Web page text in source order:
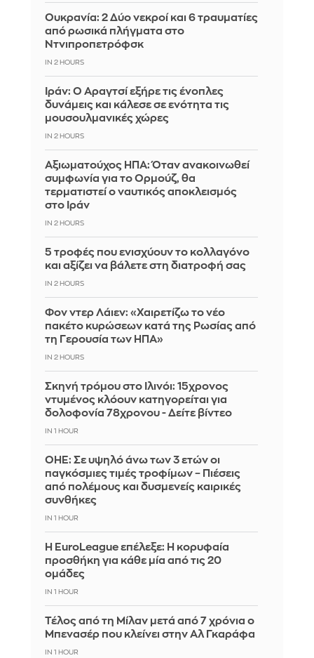
Ουκρανία: 2 Δύο νεκροί και 6 τραυματίες
από ρωσικά πλήγματα στο
Ντνιπροπετρόφσκ
IN 2 HOURS
Ιράν: Ο Αραγτσί εξήρε τις ένοπλες
δυνάμεις και κάλεσε σε ενότητα τις
μουσουλμανικές χώρες
IN 2 HOURS
Αξιωματούχος ΗΠΑ: Όταν ανακοινωθεί
συμφωνία για το Ορμούζ, θα
τερματιστεί ο ναυτικός αποκλεισμός
στο Ιράν
IN 2 HOURS
5 τροφές που ενισχύουν το κολλαγόνο
και αξίζει να βάλετε στη διατροφή σας
IN 2 HOURS
Φον ντερ Λάιεν: «Χαιρετίζω το νέο
πακέτο κυρώσεων κατά της Ρωσίας από
τη Γερουσία των ΗΠΑ»
IN 2 HOURS
Σκηνή τρόμου στο Ιλινόι: 15χρονος
ντυμένος κλόουν κατηγορείται για
δολοφονία 78χρονου - Δείτε βίντεο
IN 1 HOUR
ΟΗΕ: Σε υψηλό άνω των 3 ετών οι
παγκόσμιες τιμές τροφίμων – Πιέσεις
από πολέμους και δυσμενείς καιρικές
συνθήκες
IN 1 HOUR
Η EuroLeague επέλεξε: Η κορυφαία
προσθήκη για κάθε μία από τις 20
ομάδες
IN 1 HOUR
Τέλος από τη Μίλαν μετά από 7 χρόνια ο
Μπενασέρ που κλείνει στην Αλ Γκαράφα
IN 1 HOUR